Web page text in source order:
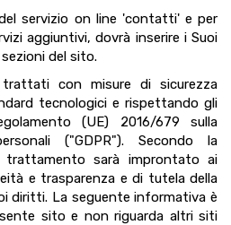
servizio on line 'contatti' e per
aggiuntivi, dovrà inserire i Suoi
del sito.
con misure di sicurezza
tecnologici e rispettando gli
(UE) 2016/679 sulla
("GDPR"). Secondo la
trattamento sarà improntato ai
e trasparenza e di tutela della
diritti. La seguente informativa è
sito e non riguarda altri siti